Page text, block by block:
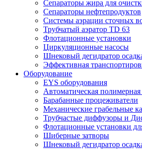
Сепараторы жира для
Сепараторы нефтепродуктов
Системы аэрации сточных
Трубчатый аэратор TD 63
Флотационные установки
Циркуляционные насосы
Шнековый дегидратор
Эффективная
Оборудование
EYS оборудования
Автоматическая полимерная
Барабанные процеживатели
Механические грабельные
Трубчастые диффузоры и
Флотационные установки
Шиберные затворы
Шнековый дегидратор